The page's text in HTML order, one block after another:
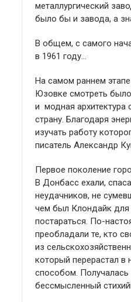
металлургический
было бы и завода, а
В общем, с самого
в 1961 году…
На самом раннем
Юзовке смотреть было
и модная архитектура
страну. Благодаря
изучать работу
писатель Александр
Первое поколение
В Донбасс ехали,
неудачников, не
чем был Клондайк для
постараться. По-
преобладали те, кто
из
который перерастал в
способом. Получалась
бессмысленный